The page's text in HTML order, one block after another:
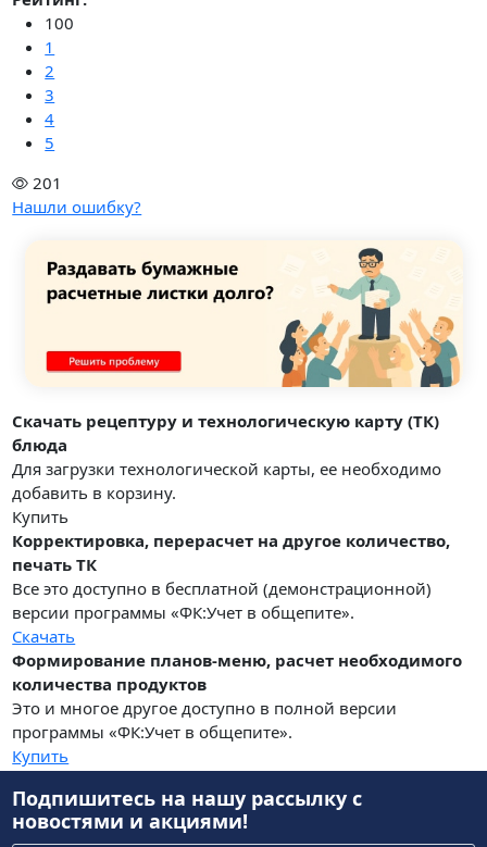
100
1
2
3
4
5
201
Нашли ошибку?
Скачать рецептуру и технологическую карту (ТК)
блюда
Для загрузки технологической карты, ее необходимо
добавить в корзину.
Купить
Корректировка, перерасчет на другое количество,
печать ТК
Все это доступно в бесплатной (демонстрационной)
версии программы «ФК:Учет в общепите».
Скачать
Формирование планов-меню, расчет необходимого
количества продуктов
Это и многое другое доступно в полной версии
программы «ФК:Учет в общепите».
Купить
Подпишитесь на нашу рассылкус
новостями и акциями!